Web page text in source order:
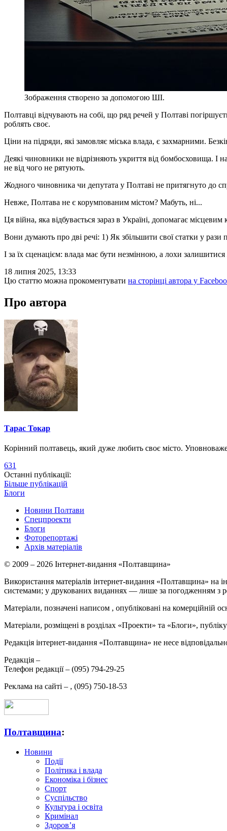
Зображення створено за допомогою ШІ.
Полтавці відчувають на собі, що ряд речей у Полтаві
роблять своє.
Ціни на підряди, які замовляє міська влада, є захмарними.
Деякі чиновники не відрізняють укриття від бомбосховища. І
не від чого не рятують.
Жодного чиновника чи депутата у Полтаві не притягнуто до
Невже, Полтава не є корумпованим містом? Мабуть, ні...
Ця війна, яка відбувається зараз в Україні, допомагає
Вони думають про дві речі: 1) Як збільшити свої статки у
І за їх сценацієм: влада має бути незмінною, а лохи
18 липня 2025, 13:33
Цю статтю можна прокоментувати на сторінці автора у
Про автора
Тарас Токар
Корінний полтавець, який дуже любить своє місто.
631
Останні публікації:
Більше публікацій
Блоги
Новини Полтави
Спецпроекти
Блоги
Фоторепортажі
Архів матеріалів
© 2009 – 2026 Інтернет-видання «Полтавщина»
Використання матеріалів інтернет-видання «Полтавщина» на
системами; у друкованих виданнях — лише за погодженням з
Матеріали, позначені написом , опубліковані на комерційній
Матеріали, розміщені в розділах «Проекти» та «Блоги»,
Редакція інтернет-видання «Полтавщина» не несе
Редакція –
Телефон редакції – (095) 794-29-25
Реклама на сайті – , (095) 750-18-53
Полтавщина:
Новини
Події
Політика і влада
Економіка і бізнес
Спорт
Суспільство
Культура і освіта
Кримінал
Здоров’я